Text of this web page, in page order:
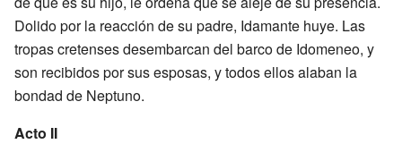
Dolido por la reacción de su padre, Idamante huye. Las
tropas cretenses desembarcan del barco de Idomeneo, y
son recibidos por sus esposas, y todos ellos alaban la
bondad de Neptuno.
Acto II